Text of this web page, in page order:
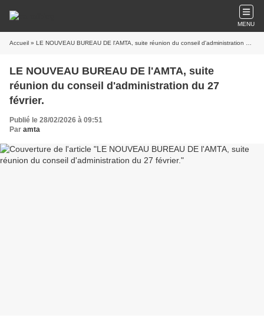
MENU
Accueil » LE NOUVEAU BUREAU DE l'AMTA, suite réunion du conseil d'administration du 27 février.
LE NOUVEAU BUREAU DE l'AMTA, suite
réunion du conseil d'administration du 27
février.
Publié le 28/02/2026 à 09:51
Par amta